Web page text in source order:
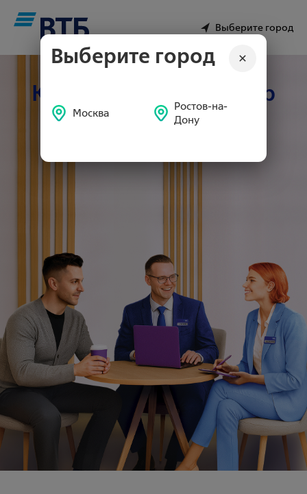
Выберите город
Клиентский менеджер
Выберите город
Москва
Ростов-на-
Дону